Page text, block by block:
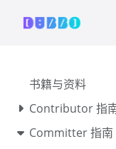
书籍与资料
Contributor 指
Committer 指南